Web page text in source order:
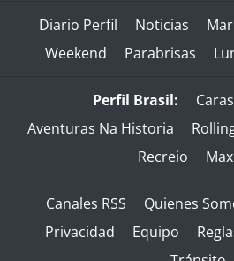
Diario Perfil Noticias
Weekend
Parabrisas
Perfil Brasil: Caras
Aventuras Na Historia
Recreio
Canales RSS Quienes
Privacidad
Equipo